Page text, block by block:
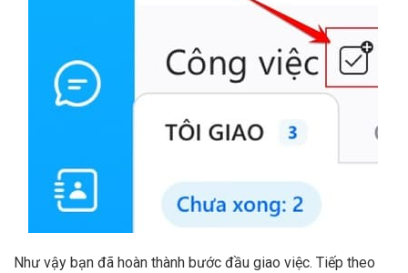
Như vậy bạn đã hoàn thành bước đầu giao việc. Tiếp theo